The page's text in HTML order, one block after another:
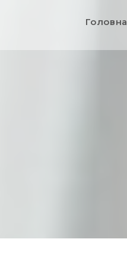
Головна